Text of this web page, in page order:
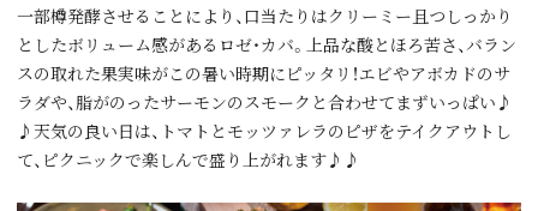
一部樽発酵させることにより、口当たりはクリーミー且つしっかり
としたボリューム感があるロゼ・カバ。上品な酸とほろ苦さ、バラン
スの取れた果実味がこの暑い時期にピッタリ！エビやアボカドのサ
ラダや、脂がのったサーモンのスモークと合わせてまずいっぱい♪
♪天気の良い日は、トマトとモッツァレラのピザをテイクアウトし
て、ピクニックで楽しんで盛り上がれます♪♪